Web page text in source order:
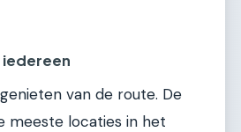
iedereen
van de route. De
meeste locaties in het